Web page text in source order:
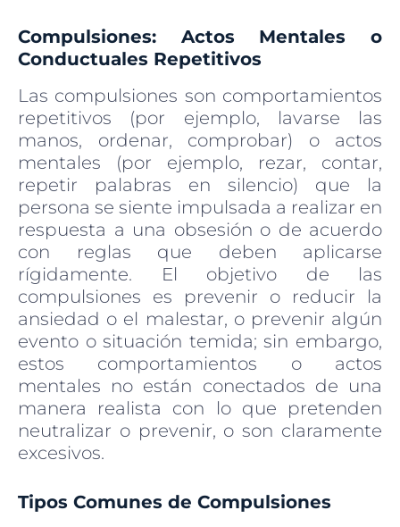
Compulsiones: Actos Mentales o
Conductuales Repetitivos
Las compulsiones son comportamientos
repetitivos (por ejemplo, lavarse las
manos, ordenar, comprobar) o actos
mentales (por ejemplo, rezar, contar,
repetir palabras en silencio) que la
persona se siente impulsada a realizar en
respuesta a una obsesión o de acuerdo
con reglas que deben aplicarse
rígidamente. El objetivo de las
compulsiones es prevenir o reducir la
ansiedad o el malestar, o prevenir algún
evento o situación temida; sin embargo,
estos comportamientos o actos
mentales no están conectados de una
manera realista con loque pretenden
neutralizar o prevenir, o son claramente
excesivos.
Tipos Comunes de Compulsiones